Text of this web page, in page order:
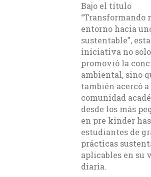
Bajo el título
“Transformando
entorno hacia
sustentable”, esta
iniciativa no solo
promovió la
ambiental, sino
también acercó
comunidad
desde los más
en pre kinder
estudiantes de
prácticas
aplicables en su
diaria.